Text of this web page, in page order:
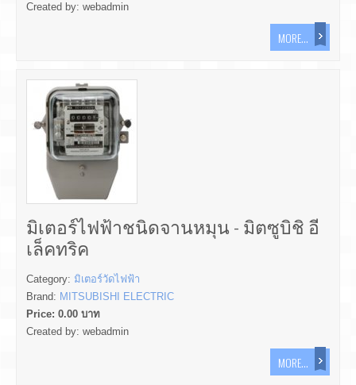
Created by: webadmin
MORE...
มิเตอร์ไฟฟ้าชนิดจานหมุน - มิตซูบิชิ อี
เล็คทริค
Category: มิเตอร์วัดไฟฟ้า
Brand: MITSUBISHI ELECTRIC
Price: 0.00 บาท
Created by: webadmin
MORE...